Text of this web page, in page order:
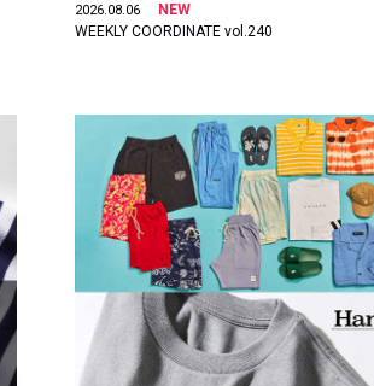
2026.08.06
NEW
WEEKLY COORDINATE vol.240